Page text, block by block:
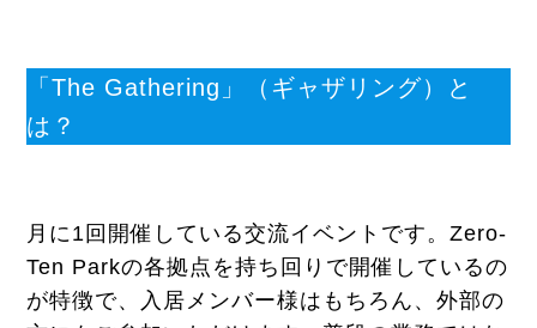
「The Gathering」（ギャザリング）と
は？
月に1回開催している交流イベントです。Zero-
Ten Parkの各拠点を持ち回りで開催しているの
が特徴で、入居メンバー様はもちろん、外部の